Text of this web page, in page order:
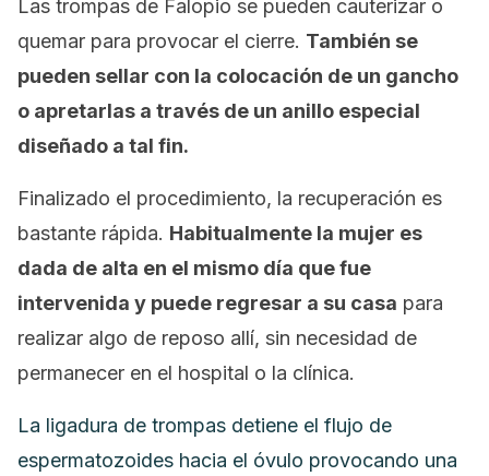
Las trompas de Falopio se pueden cauterizar o
quemar para provocar el cierre. También se
pueden sellar con la colocación de un gancho
o apretarlas a través de un anillo especial
diseñado a tal fin.
Finalizado el procedimiento, la recuperación es
bastante rápida. Habitualmente la mujer es
dada de alta en el mismo día que fue
intervenida y puede regresar a su casa para
realizar algo de reposo allí, sin necesidad de
permanecer en el hospital o la clínica.
La ligadura de trompas detiene el flujo de
espermatozoides hacia el óvulo provocando una